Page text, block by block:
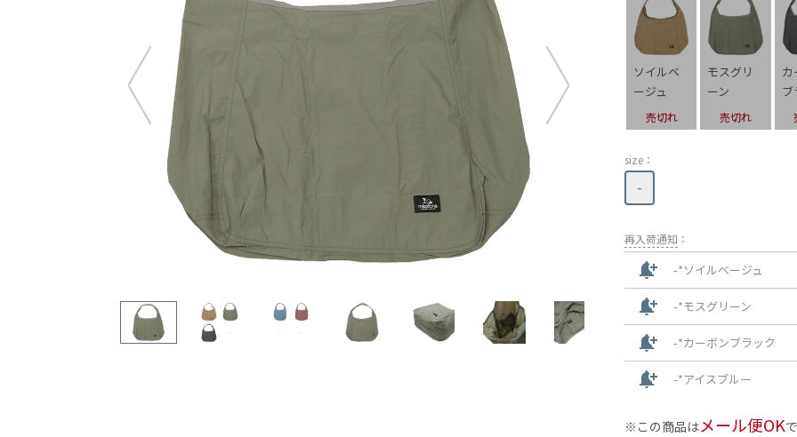
ソイルベ
ージュ
売切れ
モスグリ
ーン
売切れ
カ
ブ
size：
-
再入荷通知 ：
notification_add -*ソイルベージュ
notification_add -*モスグリーン
notification_add -*カーボンブラック
notification_add -*アイスブルー
この商品はメール便OK